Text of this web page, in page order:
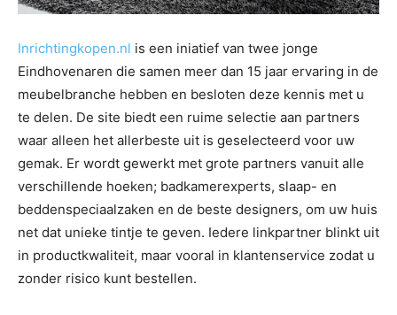
Inrichtingkopen.nl is een iniatief van twee jonge
Eindhovenaren die samen meer dan 15 jaar ervaring in de
meubelbranche hebben en besloten deze kennis met u
te delen. De site biedt een ruime selectie aan partners
waar alleen het allerbeste uit is geselecteerd voor uw
gemak. Er wordt gewerkt met grote partners vanuit alle
verschillende hoeken; badkamerexperts, slaap- en
beddenspeciaalzaken en de beste designers, om uw huis
net dat unieke tintje te geven. Iedere linkpartner blinkt uit
in productkwaliteit, maar vooral in klantenservice zodat u
zonder risico kunt bestellen.